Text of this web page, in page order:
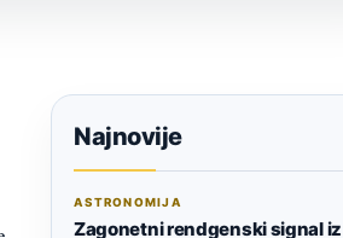
Najnovije
ASTRONOMIJA
Zagonetni rendgenski signal iz